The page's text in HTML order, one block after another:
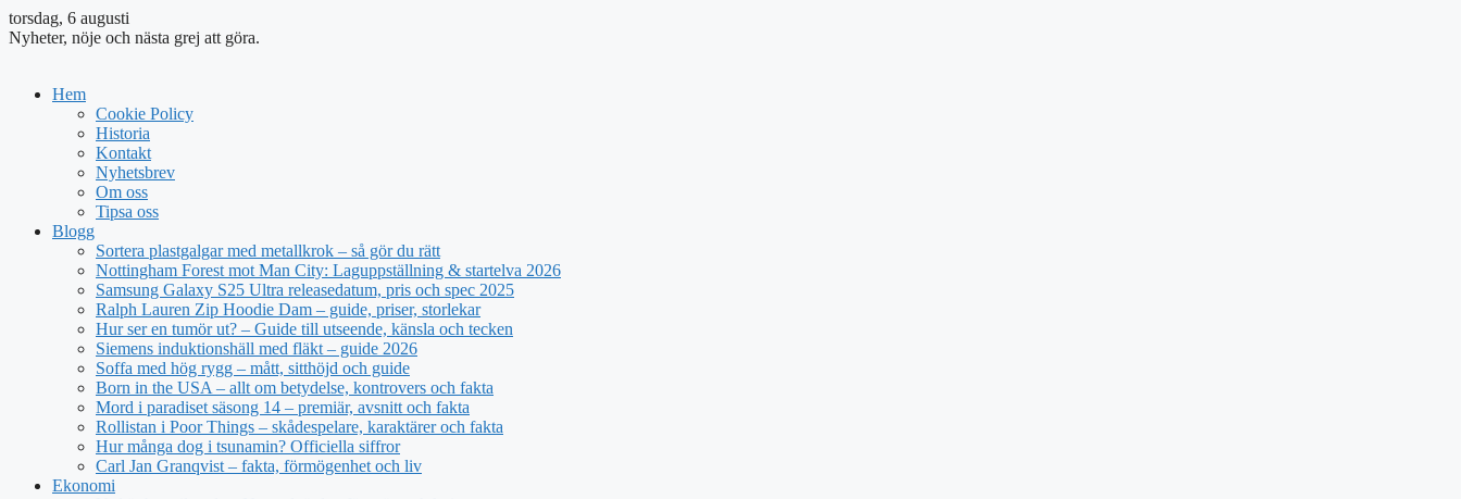
torsdag, 6 augusti
Nyheter, nöje och nästa grej att göra.
Hem
Cookie Policy
Historia
Kontakt
Nyhetsbrev
Om oss
Tipsa oss
Blogg
Sortera plastgalgar med metallkrok – så gör du rätt
Nottingham Forest mot Man City: Laguppställning & startelva 2026
Samsung Galaxy S25 Ultra releasedatum, pris och spec 2025
Ralph Lauren Zip Hoodie Dam – guide, priser, storlekar
Hur ser en tumör ut? – Guide till utseende, känsla och tecken
Siemens induktionshäll med fläkt – guide 2026
Soffa med hög rygg – mått, sitthöjd och guide
Born in the USA – allt om betydelse, kontrovers och fakta
Mord i paradiset säsong 14 – premiär, avsnitt och fakta
Rollistan i Poor Things – skådespelare, karaktärer och fakta
Hur många dog i tsunamin? Officiella siffror
Carl Jan Granqvist – fakta, förmögenhet och liv
Ekonomi